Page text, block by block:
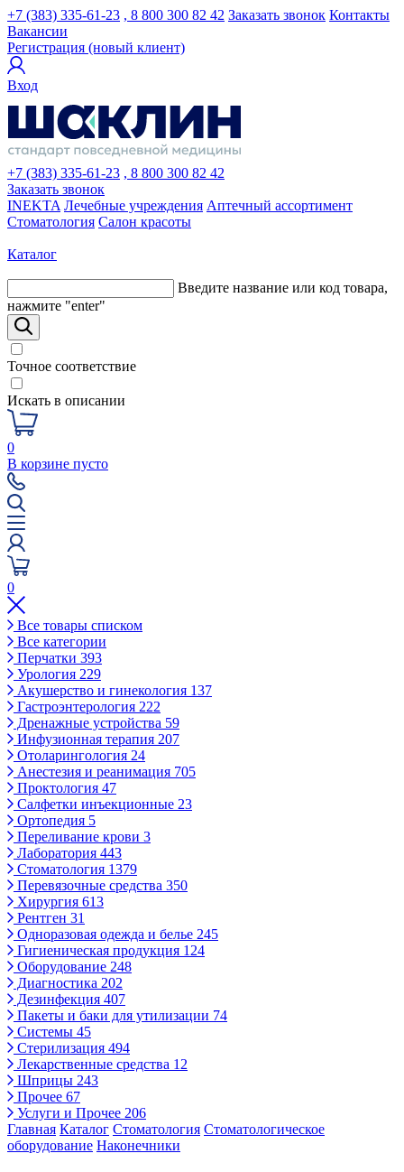
+7 (383) 335-61-23 , 8 800 300 82 42 Заказать звонок Контакты
Вакансии
Регистрация (новый клиент)
Вход
+7 (383) 335-61-23 , 8 800 300 82 42
Заказать звонок
INEKTA Лечебные учреждения Аптечный ассортимент
Стоматология Салон красоты
Каталог
Введите название или код товара,
нажмите "enter"
Точное соответствие
Искать в описании
0
В корзине пусто
0
Все товары списком
Все категории
Перчатки 393
Урология 229
Акушерство и гинекология 137
Гастроэнтерология 222
Дренажные устройства 59
Инфузионная терапия 207
Отоларингология 24
Анестезия и реанимация 705
Проктология 47
Салфетки инъекционные 23
Ортопедия 5
Переливание крови 3
Лаборатория 443
Стоматология 1379
Перевязочные средства 350
Хирургия 613
Рентген 31
Одноразовая одежда и белье 245
Гигиеническая продукция 124
Оборудование 248
Диагностика 202
Дезинфекция 407
Пакеты и баки для утилизации 74
Системы 45
Стерилизация 494
Лекарственные средства 12
Шприцы 243
Прочее 67
Услуги и Прочее 206
Главная Каталог Стоматология Стоматологическое
оборудование Наконечники